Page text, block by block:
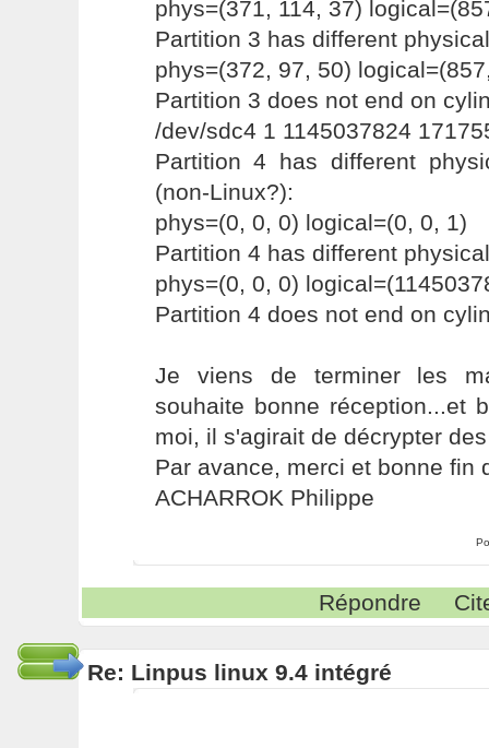
phys=(371, 114, 37)
Partition 3 has different
phys=(372, 97, 50)
Partition 3 does not end on
/dev/sdc4 1 1145037824
Partition 4 has different
(non-Linux?):
phys=(0, 0, 0) logical=(0, 0, 1)
Partition 4 has different
phys=(0, 0, 0)
Partition 4 does not end on
Je viens de terminer les
souhaite bonne réception...et
moi, il s'agirait de décrypter
Par avance, merci et bonne fin
ACHARROK Philippe
Répondre
Re: Linpus linux 9.4 intégré